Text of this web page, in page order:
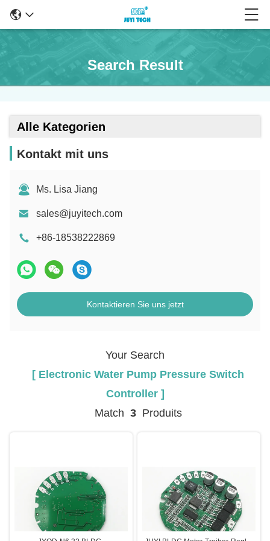
Search Result
Alle Kategorien
Kontakt mit uns
Ms. Lisa Jiang
sales@juyitech.com
+86-18538222869
Kontaktieren Sie uns jetzt
Your Search
[ Electronic Water Pump Pressure Switch
Controller ]
Match 3Produits